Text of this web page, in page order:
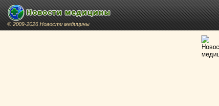
© 2009-2026 Новости медицины